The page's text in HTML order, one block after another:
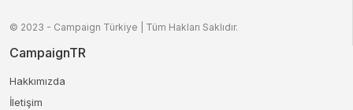
© 2023 - Campaign Türkiye | Tüm Hakları Saklıdır.
CampaignTR
Hakkımızda
İletişim